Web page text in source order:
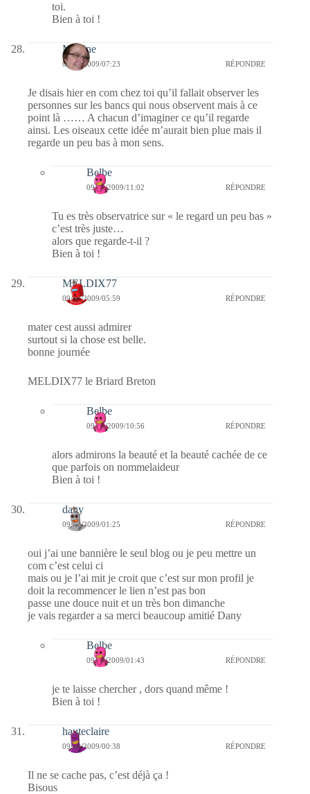
toi.
Bien à toi !
Martine
09/08/2009/07:23 RÉPONDRE
Je disais hier en com chez toi qu’il fallait observer les
personnes sur les bancs qui nous observent mais à ce
point là …… A chacun d’imaginer ce qu’il regarde
ainsi. Les oiseaux cette idée m’aurait bien plue mais il
regarde un peu bas à mon sens.
Belbe
09/08/2009/11:02 RÉPONDRE
Tu es très observatrice sur « le regard un peu bas »
c’est très juste…
alors que regarde-t-il ?
Bien à toi !
MELDIX77
09/08/2009/05:59 RÉPONDRE
mater cest aussi admirer
surtout si la chose est belle.
bonne journée
MELDIX77 le Briard Breton
Belbe
09/08/2009/10:56 RÉPONDRE
alors admirons la beauté et la beauté cachée de ce
que parfois on nommelaideur
Bien à toi !
dany
09/08/2009/01:25 RÉPONDRE
oui j’ai une bannière le seul blog ou je peu mettre un
com c’est celui ci
mais ou je l’ai mit je croit que c’est sur mon profil je
doit la recommencer le lien n’est pas bon
passe une douce nuit et un très bon dimanche
je vais regarder a sa merci beaucoup amitié Dany
Belbe
09/08/2009/01:43 RÉPONDRE
je te laisse chercher , dors quand même !
Bien à toi !
hauteclaire
09/08/2009/00:38 RÉPONDRE
Il ne se cache pas, c’est déjà ça !
Bisous